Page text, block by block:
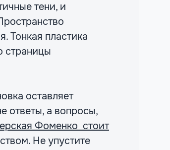
тени, и
Тонкая пластика
страницы
оставляет
ответы, а вопросы,
Фоменко стоит
Не упустите